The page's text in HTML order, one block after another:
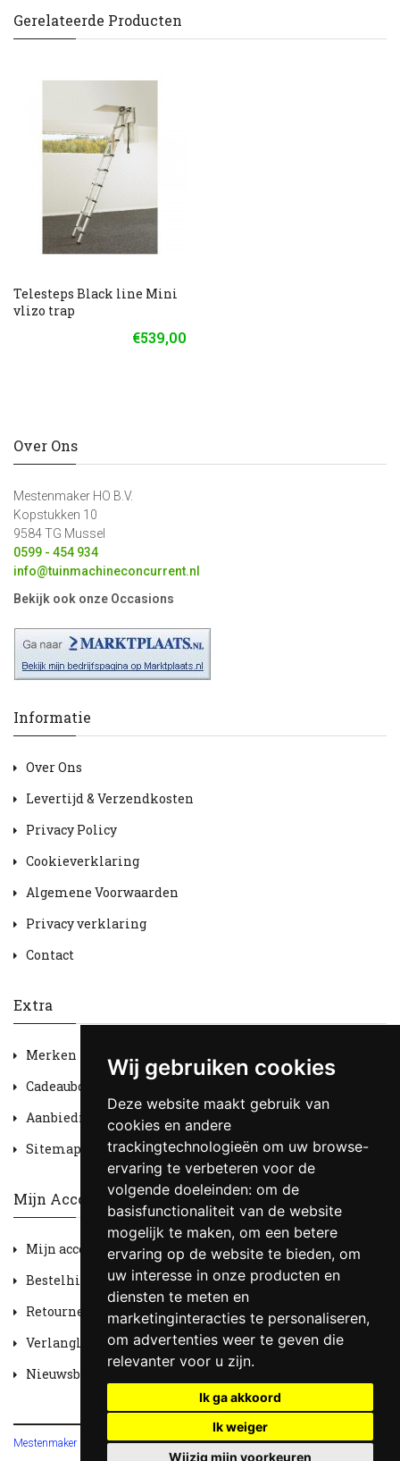
Wij gebruiken cookies
Deze website maakt gebruik van
cookies en andere
trackingtechnologieën om uw browse-
ervaring te verbeteren voor de
volgende doeleinden: om de
basisfunctionaliteit van de website
mogelijk te maken, om een betere
ervaring op de website te bieden, om
uw interesse in onze producten en
diensten te meten en
marketinginteracties te personaliseren,
om advertenties weer te geven die
relevanter voor u zijn.
Ik ga akkoord
Ik weiger
Wijzig mijn voorkeuren
Gerelateerde Producten
Telesteps Black line Mini
vlizo trap
€539,00
Over Ons
Mestenmaker HO B.V.
Kopstukken 10
9584 TG Mussel
0599 - 454 934
info@tuinmachineconcurrent.nl
Bekijk ook onze Occasions
Informatie
Over Ons
Levertijd & Verzendkosten
Privacy Policy
Cookieverklaring
Algemene Voorwaarden
Privacy verklaring
Contact
Extra
Merken
Cadeaubon
Aanbiedingen
Sitemap
Mijn Account
Mijn account
Bestelhistorie
Retourneren
Verlanglijst
Nieuwsbrief
Mestenmaker HOBV© 2026